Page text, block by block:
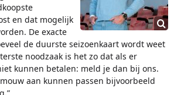
en dat mogelijk
De exacte
de duurste seizoenkaart wordt weet
noodzaak is het zo dat als er
kunnen betalen: meld je dan bij ons.
aan kunnen passen bijvoorbeeld